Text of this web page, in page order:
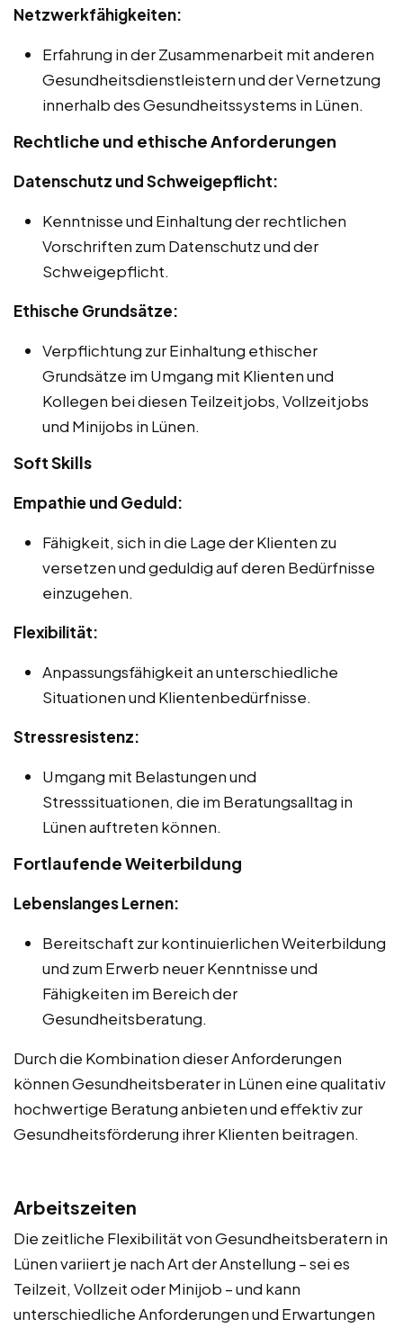
Netzwerkfähigkeiten:
Erfahrung in der Zusammenarbeit mit anderen
Gesundheitsdienstleistern und der Vernetzung
innerhalb des Gesundheitssystems in Lünen.
Rechtliche und ethische Anforderungen
Datenschutz und Schweigepflicht:
Kenntnisse und Einhaltung der rechtlichen
Vorschriften zum Datenschutz und der
Schweigepflicht.
Ethische Grundsätze:
Verpflichtung zur Einhaltung ethischer
Grundsätze im Umgang mit Klienten und
Kollegen bei diesen Teilzeitjobs, Vollzeitjobs
und Minijobs in Lünen.
Soft Skills
Empathie und Geduld:
Fähigkeit, sich in die Lage der Klienten zu
versetzen und geduldig auf deren Bedürfnisse
einzugehen.
Flexibilität:
Anpassungsfähigkeit an unterschiedliche
Situationen und Klientenbedürfnisse.
Stressresistenz:
Umgang mit Belastungen und
Stresssituationen, die im Beratungsalltag in
Lünen auftreten können.
Fortlaufende Weiterbildung
Lebenslanges Lernen:
Bereitschaft zur kontinuierlichen Weiterbildung
und zum Erwerb neuer Kenntnisse und
Fähigkeiten im Bereich der
Gesundheitsberatung.
Durch die Kombination dieser Anforderungen
können Gesundheitsberater in Lünen eine qualitativ
hochwertige Beratung anbieten und effektiv zur
Gesundheitsförderung ihrer Klienten beitragen.
Arbeitszeiten
Die zeitliche Flexibilität von Gesundheitsberatern in
Lünen variiert je nach Art der Anstellung – sei es
Teilzeit, Vollzeit oder Minijob – und kann
unterschiedliche Anforderungen und Erwartungen